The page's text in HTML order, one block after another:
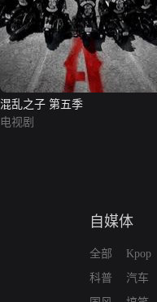
混乱之子 第五季
电视剧
自媒体
全部
科普
Kpop
汽车